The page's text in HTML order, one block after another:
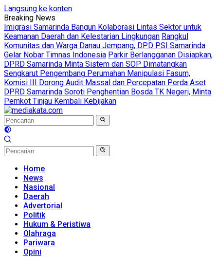
Langsung ke konten
Breaking News
Imigrasi Samarinda Bangun Kolaborasi Lintas Sektor untuk
Keamanan Daerah dan Kelestarian Lingkungan Rangkul
Komunitas dan Warga Danau Jempang, DPD PSI Samarinda
Gelar Nobar Timnas Indonesia Parkir Berlangganan Disiapkan,
DPRD Samarinda Minta Sistem dan SOP Dimatangkan
Sengkarut Pengembang Perumahan Manipulasi Fasum,
Komisi III Dorong Audit Massal dan Percepatan Perda Aset
DPRD Samarinda Soroti Penghentian Bosda TK Negeri, Minta
Pemkot Tinjau Kembali Kebijakan
Home
News
Nasional
Daerah
Advertorial
Politik
Hukum & Peristiwa
Olahraga
Pariwara
Opini